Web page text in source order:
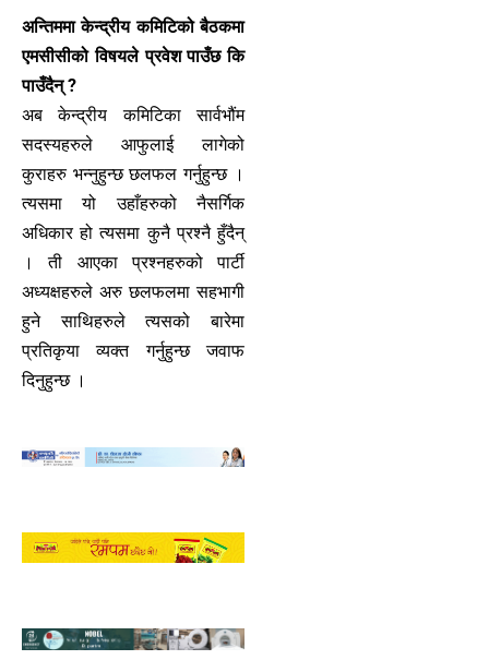
अन्तिममा केन्द्रीय कमिटिको बैठकमा
एमसीसीको विषयले प्रवेश पाउँछ कि
पाउँदैन् ?
अब केन्द्रीय कमिटिका सार्वभौंम
सदस्यहरुले आफुलाई लागेको
कुराहरु भन्नुहुन्छ छलफल गर्नुहुन्छ ।
त्यसमा यो उहाँहरुको नैसर्गिक
अधिकार हो त्यसमा कुनै प्रश्नै हुँदैन्
। ती आएका प्रश्नहरुको पार्टी
अध्यक्षहरुले अरु छलफलमा सहभागी
हुने साथिहरुले त्यसको बारेमा
प्रतिकृया व्यक्त गर्नुहुन्छ जवाफ
दिनुहुन्छ ।